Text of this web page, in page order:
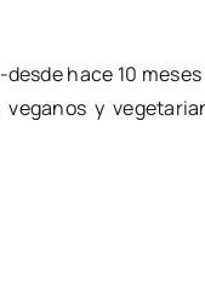
hace 10
y